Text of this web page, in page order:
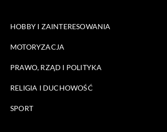
HOBBY I ZAINTERESOWANIA
MOTORYZACJA
PRAWO, RZĄD I POLITYKA
RELIGIA I DUCHOWOŚĆ
SPORT